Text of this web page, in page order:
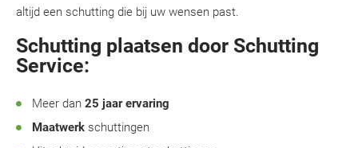
altijd een schutting die bij uw wensen past.
Schutting plaatsen door Schutting
Service:
Meer dan 25 jaar ervaring
Maatwerk schuttingen